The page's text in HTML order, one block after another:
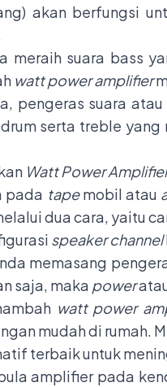
akan berfungsi
meraih suara bass
watt power amplifier
pengeras suara
serta treble yang
Watt Power
pada tapemobil atau
dua cara, yaitu
speaker channel
memasang
saja, maka power
watt power
mudah di rumah.
terbaik untuk
amplifier pada